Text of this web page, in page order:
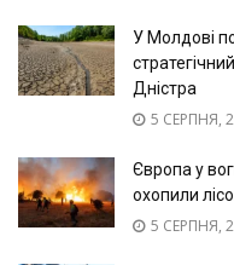
У Молдові
Дністра
5 СЕРПНЯ,
Європа у
охопили
5 СЕРПНЯ,